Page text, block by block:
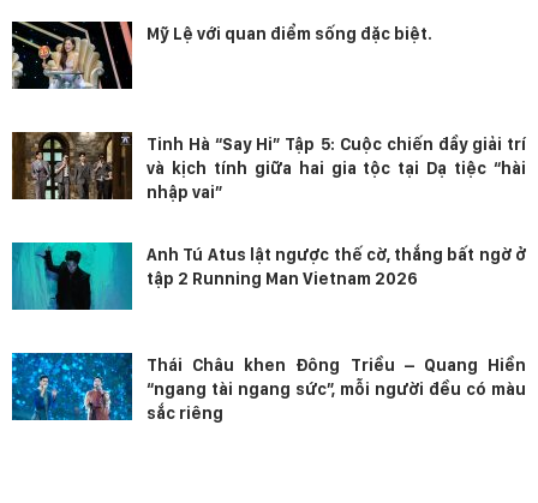
Mỹ Lệ với quan điểm sống đặc biệt.
Tinh Hà “Say Hi” Tập 5: Cuộc chiến đầy giải trí
và kịch tính giữa hai gia tộc tại Dạ tiệc “hài
nhập vai”
Anh Tú Atus lật ngược thế cờ, thắng bất ngờ ở
tập 2 Running Man Vietnam 2026
Thái Châu khen Đông Triều – Quang Hiền
“ngang tài ngang sức”, mỗi người đều có màu
sắc riêng